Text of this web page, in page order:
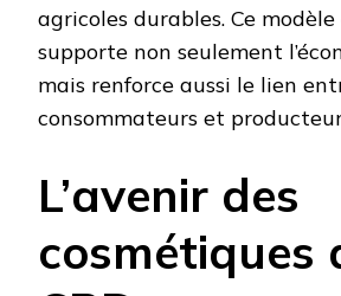
agricoles durables. Ce modèle
supporte non seulement
mais renforce aussi le lien
consommateurs et
L’avenir des
cosmétiques